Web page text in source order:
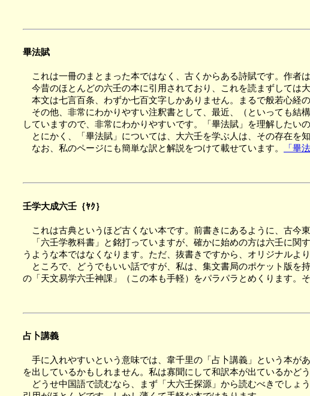
畢法賦
これは一冊のまとまった本ではなく、古くからある詩賦です。作者
今昔のほとんどの六壬の本に引用されており、これを読まずしては
本文は七言百条、わずか七百文字しかありません。まるで般若心経
その他、非常にわかりやすい注釈書として、最近、（といっても結
していますので、非常にわかりやすいです。「畢法賦」を理解したい
とにかく、「畢法賦」については、大六壬を学ぶ人は、その存在を
なお、私のページにも簡単な訳と解説をつけて載せています。
「畢
壬学大成六壬｛ﾔｸ｝
これは古典というほど古くない本です。前書きにあるように、古今
「六壬学教科書」と銘打っていますが、確かに始めの方は六壬に関
うような本ではなくなります。ただ、抜書きですから、オリジナルよ
ところで、どうでもいい話ですが、私は、集文書局のポケット版を
の「天文易学六壬神課」（この本も手軽）をパラパラとめくります。
占卜講義
手に入れやすいという意味では、韋千里の「占卜講義」という本が
を出しているかもしれません。私は寡聞にして和訳本が出ているかど
どうせ中国語で読むなら、まず「大六壬探源」から読むべきでしょ